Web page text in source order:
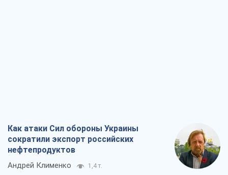
Как атаки Сил обороны Украины
сократили экспорт российских
нефтепродуктов
Андрей Клименко 1,4 т.